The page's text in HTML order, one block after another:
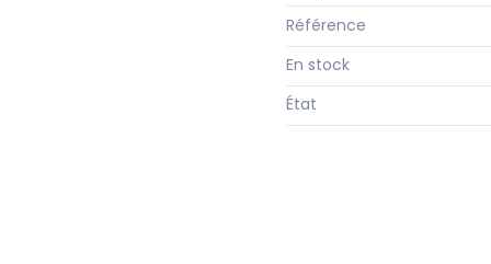
Référence
En stock
État